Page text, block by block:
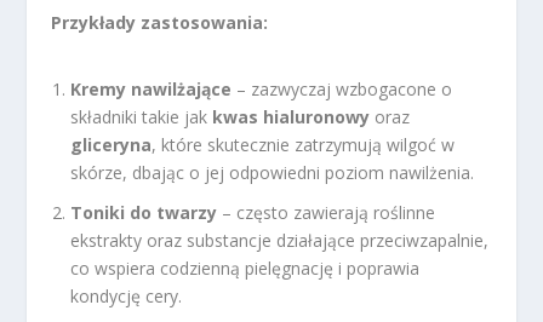
Przykłady zastosowania:
Kremy nawilżające – zazwyczaj wzbogacone o
składniki takie jak kwas hialuronowy oraz
gliceryna, które skutecznie zatrzymują wilgoć w
skórze, dbając o jej odpowiedni poziom nawilżenia.
Toniki do twarzy – często zawierają roślinne
ekstrakty oraz substancje działające przeciwzapalnie,
co wspiera codzienną pielęgnację i poprawia
kondycję cery.